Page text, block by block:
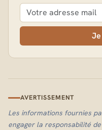
AVERTISSEMENT
Les informations fournies
engager la responsabilité